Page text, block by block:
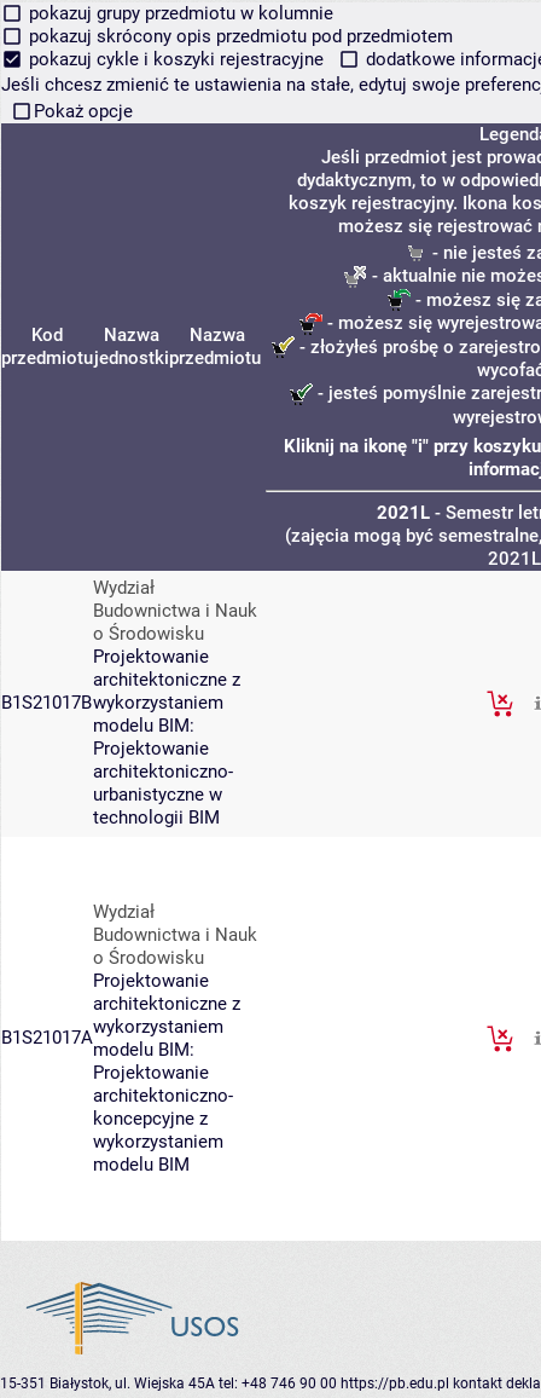
pokazuj grupy przedmiotu w kolumnie
pokazuj skrócony opis przedmiotu pod przedmiotem
pokazuj cykle i koszyki rejestracyjne
dodatkowe
Jeśli chcesz zmienić te ustawienia na stałe, edytuj swoje
Pokaż opcje
Kod
przedmiotu
Nazwa
jednostki
Nazwa
przedmiotu
Jeśli przedmiot jest
dydaktycznym, to w
koszyk rejestracyjny. Ikona
możesz się rejestrować
- nie jesteś
- aktualnie nie
- możesz się
- możesz się
- złożyłeś prośbę o
- jesteś pomyślnie
Kliknij na ikonę "i" przy
2021L- Semestr
(zajęcia mogą być
2021L
B1S21017B
Wydział
Budownictwa i Nauk
o Środowisku
Projektowanie
architektoniczne z
wykorzystaniem
modelu BIM:
Projektowanie
architektoniczno-
urbanistyczne w
technologii BIM
B1S21017A
Wydział
Budownictwa i Nauk
o Środowisku
Projektowanie
architektoniczne z
wykorzystaniem
modelu BIM:
Projektowanie
architektoniczno-
koncepcyjne z
wykorzystaniem
modelu BIM
15-351 Białystok, ul. Wiejska 45A tel: +48 746 90 00 https://pb.edu.pl kontakt